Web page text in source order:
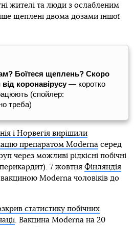
жителі та люди з ослабленим
щеплені двома дозами іншої
Боїтеся щеплень? Скоро
коронавірусу— коротко
(спойлер:
треба)
і Норвегія вирішили
препаратом Modernaсеред
через можливі рідкісні побічні
7 жовтня Фінляндія
Moderna чоловіків до
статистику побічних
. Вакцина Moderna на 20